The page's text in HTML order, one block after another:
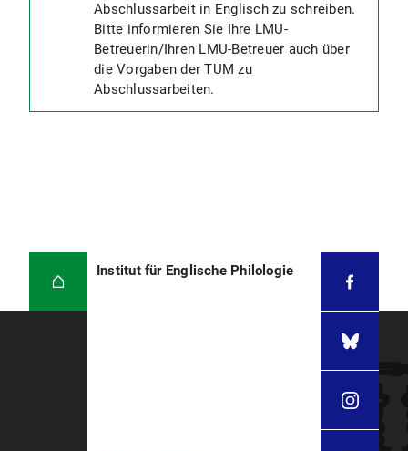
Die Prüfung (Erstversuch) wurde tatsächlich
abgelegt;d.h. Sie haben an der Prüfung
teilgenommen bzw. die erforderliche
Prüfungsleistung (Hausarbeit, etc.) tatsächlich
Abschlussarbeit in Englisch zu schreiben.
Bitte informieren Sie Ihre LMU-
Betreuerin/Ihren LMU-Betreuer auch über
die Vorgaben der TUM zu
Abschlussarbeiten.
Institut für Englische Philologie